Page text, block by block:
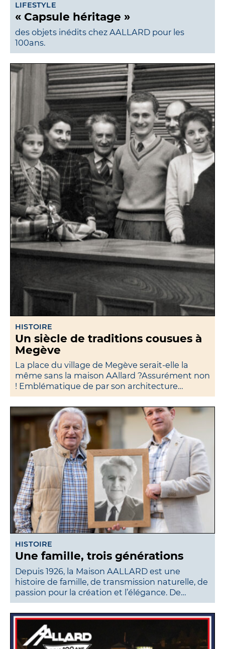
LIFESTYLE
« Capsule héritage »
des objets inédits chez AALLARD pour les
100ans.
HISTOIRE
Une famille, trois générations
Depuis 1926, la Maison AALLARD est une
histoire de famille, de transmission naturelle, de
passion pour la création et l’élégance. De…
HISTOIRE
Un siècle de traditions cousues à
Megève
La place du village de Megève serait-elle la
même sans la maison AAllard ?Assurément non
! Emblématique de par son architecture…